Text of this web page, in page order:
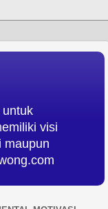
visi
maupun